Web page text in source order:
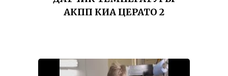
АКПП КИА ЦЕРАТО 2